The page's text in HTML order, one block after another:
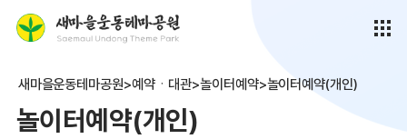
새마을운동테마공원>예약ㆍ대관>놀이터예약>놀이터예약(개인)
놀이터예약(개인)